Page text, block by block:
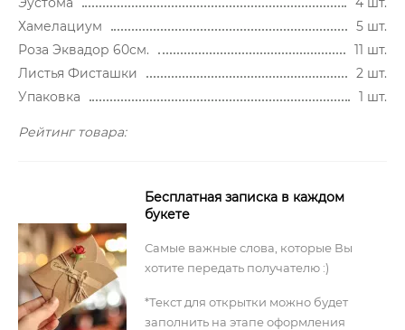
Хамелациум
5 шт.
Роза Эквадор 60см.
11 шт.
Листья Фисташки
2 шт.
Упаковка
1 шт.
Рейтинг товара:
Бесплатная записка в каждом
букете
Самые важные слова, которые Вы
хотите передать получателю :)
*Текст для открытки можно будет
заполнить на этапе оформления